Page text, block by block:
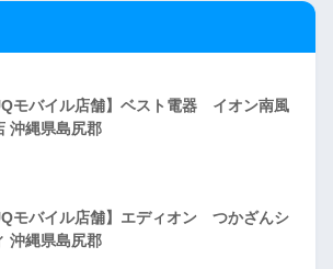
モバイル店舗】ベスト電器 イオン南風
沖縄県島尻郡
モバイル店舗】エディオン つかざんシ
沖縄県島尻郡